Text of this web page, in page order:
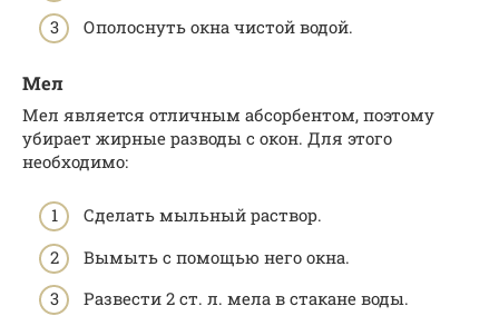
Ополоснуть окна чистой водой.
Мел
Мел является отличным абсорбентом, поэтому
убирает жирные разводы с окон. Для этого
необходимо:
Сделать мыльный раствор.
Вымыть с помощью него окна.
Развести 2 ст. л. мела в стакане воды.